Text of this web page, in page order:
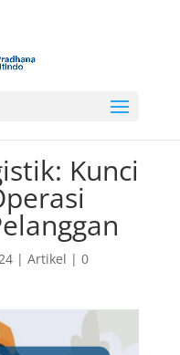
Kunci
| Artikel | 0